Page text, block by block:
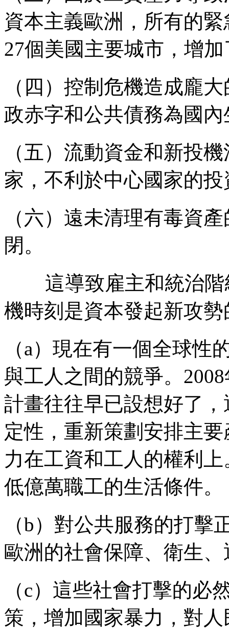
資本主義歐洲，所有的
27個美國主要城市，增
（四）控制危機造成龐
政赤字和公共債務為國
（五）流動資金和新投
家，不利於中心國家的
（六）遠未清理有毒資
閉。
這導致雇主和統治
機時刻是資本發起新攻
（a）現在有一個全球性
與工人之間的競爭。 2008
計畫往往早已設想好了
定性，重新策劃安排主
力在工資和工人的權利
低億萬職工的生活條件。
（b）對公共服務的打擊
歐洲的社會保障、衛生
（c）這些社會打擊的必
策，增加國家暴力，對